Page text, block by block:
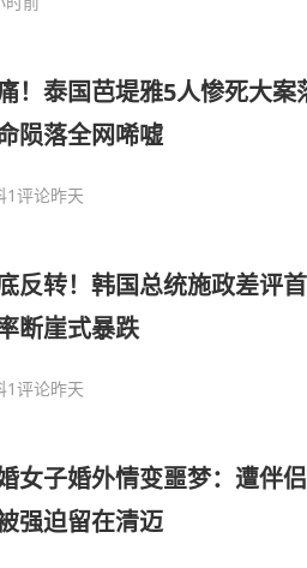
！泰国芭堤雅5人惨死大案
陨落全网唏嘘
1评论昨天
反转！韩国总统施政差评
断崖式暴跌
1评论昨天
女子婚外情变噩梦：遭伴
强迫留在清迈